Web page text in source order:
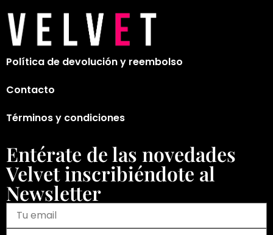
Política de devolución y reembolso
Contacto
Términos y condiciones
Entérate de las novedades
Velvet inscribiéndote al
Newsletter